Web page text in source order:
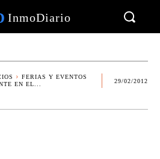
InmoDiario
FERIAS Y EVENTOS
EN EL...
29/02/2012